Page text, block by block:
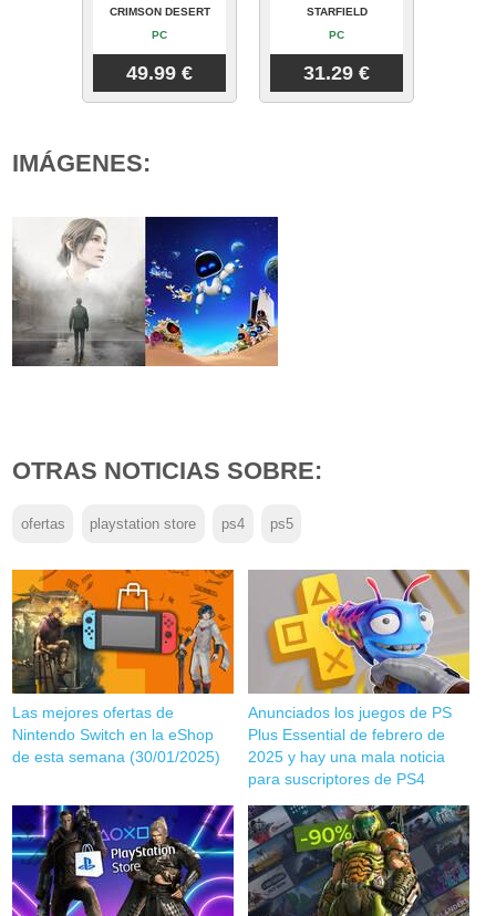
CRIMSON DESERT
PC
49.99 €
STARFIELD
PC
31.29 €
IMÁGENES:
OTRAS NOTICIAS SOBRE:
ofertas playstation store ps4 ps5
Las mejores ofertas de
Nintendo Switch en la eShop
de esta semana (30/01/2025)
Anunciados los juegos de PS
Plus Essential de febrero de
2025 y hay una mala noticia
para suscriptores de PS4